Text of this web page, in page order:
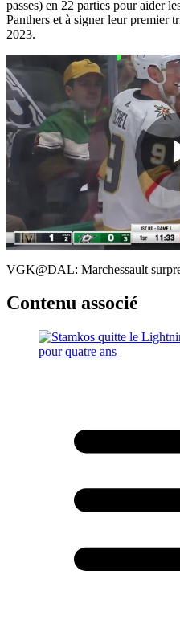
passes) en 22 parties pour aider
Panthers et à signer leur premier
2023.
VGK@DAL: Marchessault
Contenu associé